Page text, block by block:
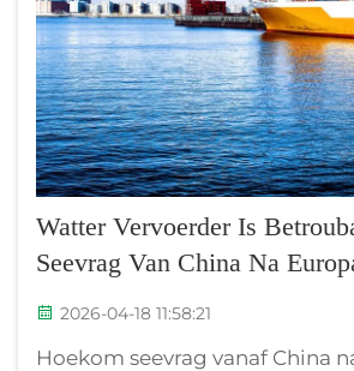
Watter Vervoerder Is
Seevrag Van China Na
2026-04-18 11:58:21
Hoekom seevrag vanaf China